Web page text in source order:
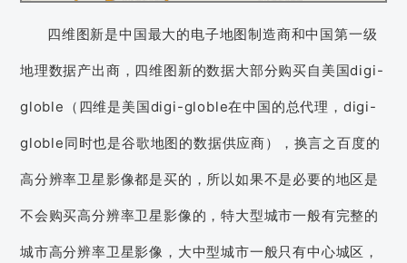
四维图新是中国最大的电子地图制造商和中国第一级
地理数据产出商，四维图新的数据大部分购买自美国digi-
globle（四维是美国digi-globle在中国的总代理，digi-
globle同时也是谷歌地图的数据供应商），换言之百度的
高分辨率卫星影像都是买的，所以如果不是必要的地区是
不会购买高分辨率卫星影像的，特大型城市一般有完整的
城市高分辨率卫星影像，大中型城市一般只有中心城区，